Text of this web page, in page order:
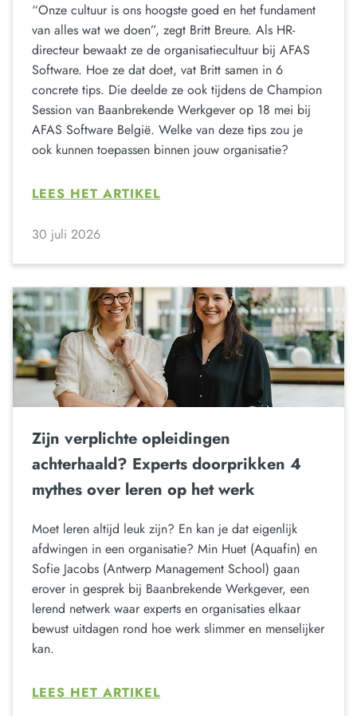
“Onze cultuur is ons hoogste goed en het fundament
van alles wat we doen”, zegt Britt Breure. Als HR-
directeur bewaakt ze de organisatiecultuur bij AFAS
Software. Hoe ze dat doet, vat Britt samen in 6
concrete tips. Die deelde ze ook tijdens de Champion
Session van Baanbrekende Werkgever op 18 mei bij
AFAS Software België. Welke van deze tips zou je
ook kunnen toepassen binnen jouw organisatie?
LEES HET ARTIKEL
30 juli 2026
Zijn verplichte opleidingen
achterhaald? Experts doorprikken 4
mythes over leren op het werk
Moet leren altijd leuk zijn? En kan je dat eigenlijk
afdwingen in een organisatie? Min Huet (Aquafin) en
Sofie Jacobs (Antwerp Management School) gaan
erover in gesprek bij Baanbrekende Werkgever, een
lerend netwerk waar experts en organisaties elkaar
bewust uitdagen rond hoe werk slimmer en menselijker
kan.
LEES HET ARTIKEL